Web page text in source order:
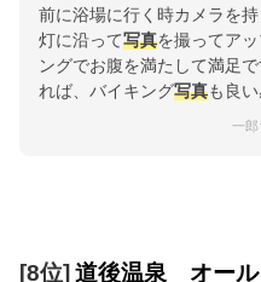
前に浴場に行く時カメラを
灯に沿って写真を撮ってア
ングでお腹を満たして満足
れば、バイキング写真も良い
一郎
[8位] 道後温泉 オー